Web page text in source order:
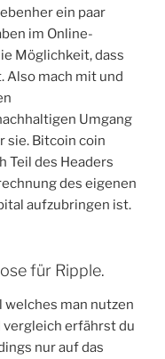
ein paar
im Online-
Möglichkeit, dass
Also mach mit und
Umgang
sie. Bitcoin coin
Teil des Headers
des eigenen
aufzubringen ist.
für Ripple.
welches man nutzen
vergleich erfährst du
nur auf das